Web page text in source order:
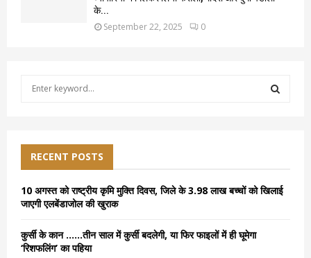
के...
September 22, 2025 0
f
r
RECENT POSTS
10 अगस्त को राष्ट्रीय कृमि मुक्ति दिवस, जिले के 3.98 लाख बच्चों को खिलाई
जाएगी एलबेंडाजोल की खुराक
कुर्सी के कान ……तीन साल में कुर्सी बदलेगी, या फिर फाइलों में ही घूमेगा
‘रिशफलिंग’ का पहिया